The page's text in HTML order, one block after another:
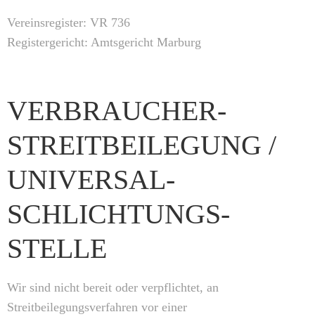
Vereinsregister: VR 736
Registergericht: Amtsgericht Marburg
VERBRAUCHER­
STREIT­BEILEGUNG /
UNIVERSAL­
SCHLICHTUNGS­
STELLE
Wir sind nicht bereit oder verpflichtet, an
Streitbeilegungsverfahren vor einer